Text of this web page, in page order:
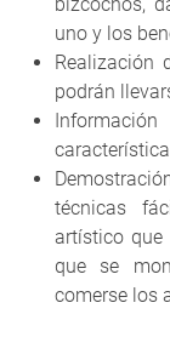
uno y los
Realización
podrán
técnicas
artístico
que se
comerse los